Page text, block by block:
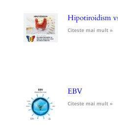
Hipotiroidism
Citeste mai mult »
EBV
Citeste mai mult »